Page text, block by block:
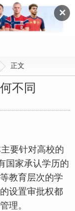
✕
正文
不同
要针对高校的
国家承认学历的
教育层次的学
设置审批权都
理。